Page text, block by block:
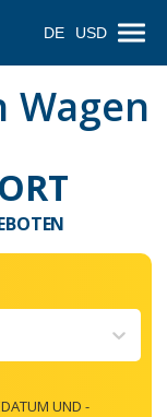
DE USD
Wagen
UND -